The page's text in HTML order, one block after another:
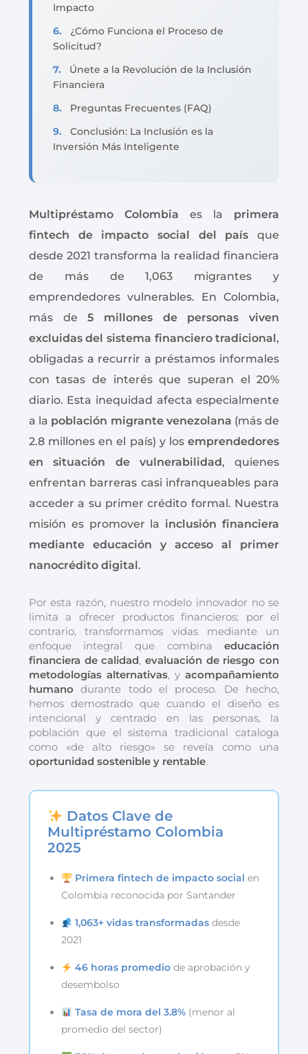
Impacto
¿Cómo Funciona el Proceso de
Solicitud?
Únete a la Revolución de la Inclusión
Financiera
Preguntas Frecuentes (FAQ)
Conclusión: La Inclusión es la
Inversión Más Inteligente
Multipréstamo Colombia es la primera
fintech de impacto social del país que
desde 2021 transforma la realidad financiera
de más de 1,063 migrantes y
emprendedores vulnerables. En Colombia,
más de5 millones de personas viven
excluidas del sistema financiero tradicional,
obligadas a recurrir a préstamos informales
con tasas de interés que superan el 20%
diario. Esta inequidad afecta especialmente
a la población migrante venezolana (más de
2.8 millones en el país) y losemprendedores
en situación de vulnerabilidad, quienes
enfrentan barreras casi infranqueables para
acceder a su primer crédito formal. Nuestra
misión es promover la inclusión financiera
mediante educación y acceso al primer
nanocrédito digital.
Por esta razón, nuestro modelo innovador no se
limita a ofrecer productos financieros; por el
contrario, transformamos vidas mediante un
enfoque integral que combinaeducación
financiera de calidad,evaluación de riesgo con
metodologías alternativas, yacompañamiento
humano durante todo el proceso. De hecho,
hemos demostrado que cuando el diseño es
intencional y centrado en las personas, la
población que el sistema tradicional cataloga
como «de alto riesgo» se revela como una
oportunidad sostenible y rentable.
Datos Clave de
Multipréstamo Colombia
2025
Primera fintech de impacto social en
Colombia reconocida por Santander
1,063+ vidas transformadasdesde
2021
46 horas promediode aprobación y
desembolso
Tasa de mora del 3.8%(menor al
promedio del sector)